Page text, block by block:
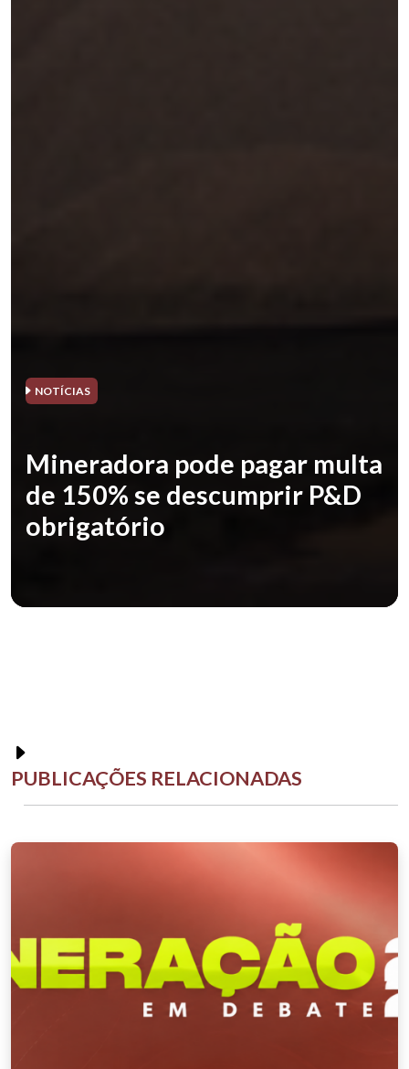
NOTÍCIAS
Mineradora pode pagar multa
de 150% se descumprir P&D
obrigatório
PUBLICAÇÕES RELACIONADAS